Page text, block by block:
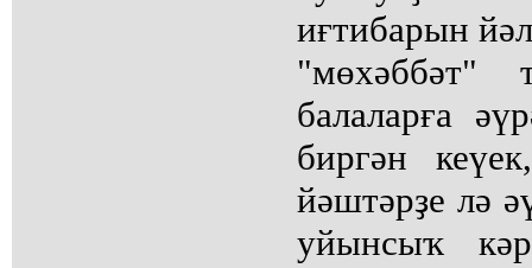
иғтибарын
"мөхәббәт"
балаларға
биргән
йәштәрҙе лә
уйынсыҡ